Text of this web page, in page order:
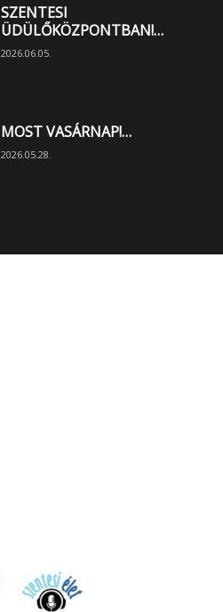
SZENTESI
ÜDÜLŐKÖZPONTBAN!…
2026.06.05.
MOST VASÁRNAP!…
2026.05.28.